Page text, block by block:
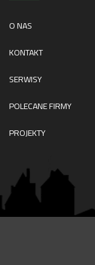
O NAS
KONTAKT
SERWISY
POLECANE FIRMY
PROJEKTY